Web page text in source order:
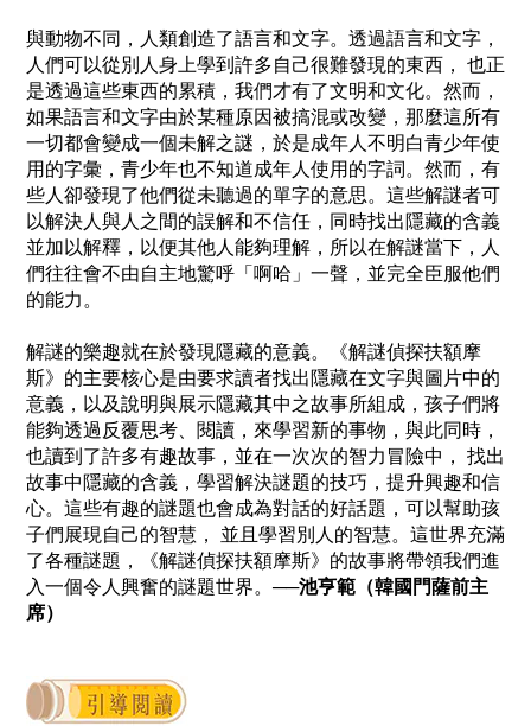
與動物不同，人類創造了語言和文字。透過語言和文字，
人們可以從別人身上學到許多自己很難發現的東西， 也正
是透過這些東西的累積，我們才有了文明和文化。然而，
如果語言和文字由於某種原因被搞混或改變，那麼這所有
一切都會變成一個未解之謎，於是成年人不明白青少年使
用的字彙，青少年也不知道成年人使用的字詞。然而，有
些人卻發現了他們從未聽過的單字的意思。這些解謎者可
以解決人與人之間的誤解和不信任，同時找出隱藏的含義
並加以解釋，以便其他人能夠理解，所以在解謎當下，人
們往往會不由自主地驚呼「啊哈」一聲，並完全臣服他們
的能力。
解謎的樂趣就在於發現隱藏的意義。《解謎偵探扶額摩
斯》的主要核心是由要求讀者找出隱藏在文字與圖片中的
意義，以及說明與展示隱藏其中之故事所組成，孩子們將
能夠透過反覆思考、閱讀，來學習新的事物，與此同時，
也讀到了許多有趣故事，並在一次次的智力冒險中， 找出
故事中隱藏的含義，學習解決謎題的技巧，提升興趣和信
心。這些有趣的謎題也會成為對話的好話題，可以幫助孩
子們展現自己的智慧， 並且學習別人的智慧。這世界充滿
了各種謎題，《解謎偵探扶額摩斯》的故事將帶領我們進
入一個令人興奮的謎題世界。 ──池亨範（韓國門薩前主
席）